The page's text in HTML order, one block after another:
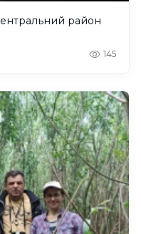
район
145